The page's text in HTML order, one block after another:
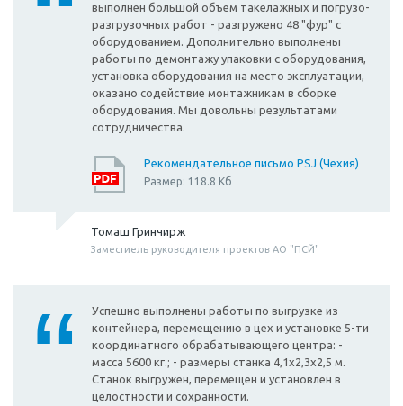
выполнен большой объем такелажных и погрузо-
разгрузочных работ - разгружено 48 "фур" с
оборудованием. Дополнительно выполнены
работы по демонтажу упаковки с оборудования,
установка оборудования на место эксплуатации,
оказано содействие монтажникам в сборке
оборудования. Мы довольны результатами
сотрудничества.
Рекомендательное письмо PSJ (Чехия)
Размер: 118.8 Кб
Томаш Гринчирж
Заместиель руководителя проектов АО "ПСЙ"
Успешно выполнены работы по выгрузке из
контейнера, перемещению в цех и установке 5-ти
координатного обрабатывающего центра: -
масса 5600 кг.; - размеры станка 4,1х2,3х2,5 м.
Станок выгружен, перемещен и установлен в
целостности и сохранности.